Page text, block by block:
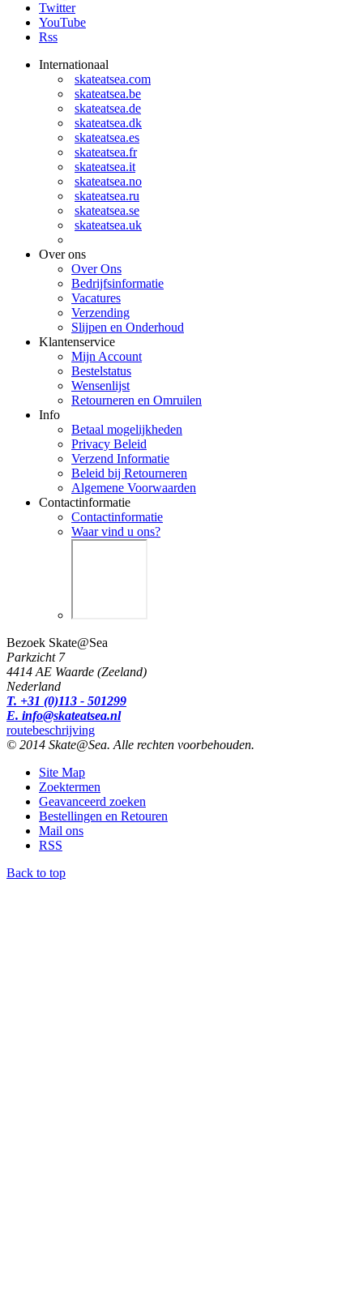
Twitter
YouTube
Rss
Internationaal
skateatsea.com
skateatsea.be
skateatsea.de
skateatsea.dk
skateatsea.es
skateatsea.fr
skateatsea.it
skateatsea.no
skateatsea.ru
skateatsea.se
skateatsea.uk
Over ons
Over Ons
Bedrijfsinformatie
Vacatures
Verzending
Slijpen en Onderhoud
Klantenservice
Mijn Account
Bestelstatus
Wensenlijst
Retourneren en Omruilen
Info
Betaal mogelijkheden
Privacy Beleid
Verzend Informatie
Beleid bij Retourneren
Algemene Voorwaarden
Contactinformatie
Contactinformatie
Waar vind u ons?
Bezoek Skate@Sea
Parkzicht 7
4414 AE Waarde (Zeeland)
Nederland
T. +31 (0)113 - 501299
E. info@skateatsea.nl
routebeschrijving
© 2014 Skate@Sea. Alle rechten voorbehouden.
Site Map
Zoektermen
Geavanceerd zoeken
Bestellingen en Retouren
Mail ons
RSS
Back to top